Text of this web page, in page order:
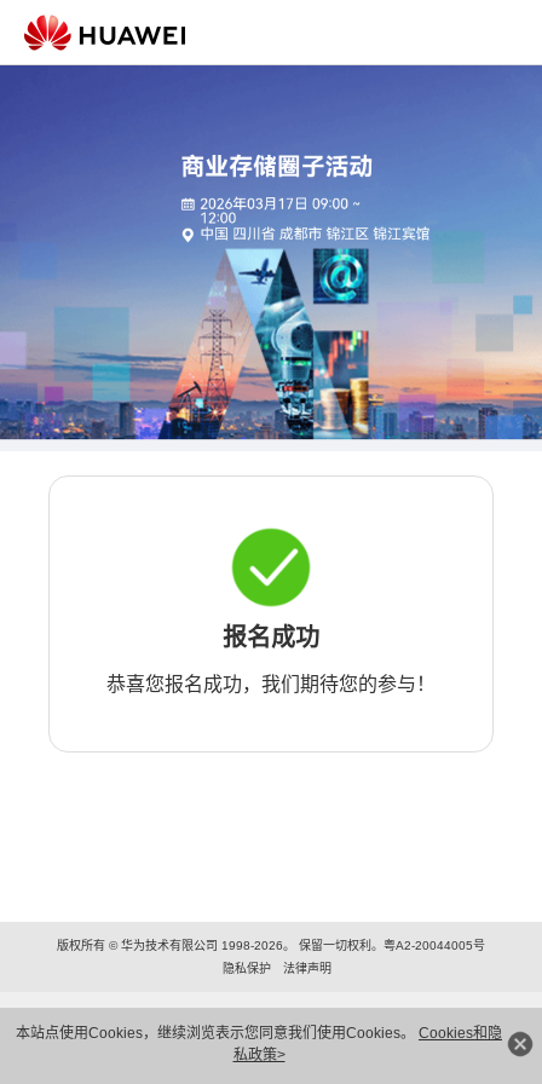
本站点使用Cookies，继续浏览表示您同意我们使用Cookies。 Cookies和隐
私政策>
报名成功
恭喜您报名成功，我们期待您的参与！
版权所有 © 华为技术有限公司 1998-2026。 保留一切权利。粤A2-20044005号
隐私保护
法律声明